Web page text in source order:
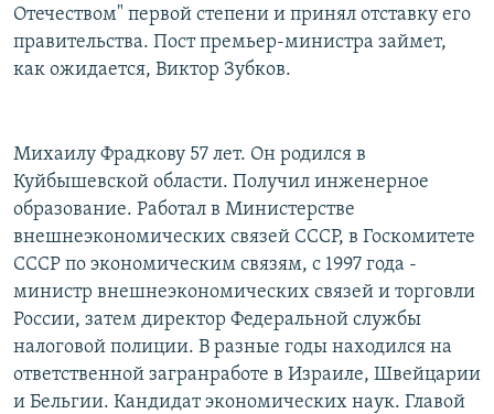
СОЦИАЛЬНЫЕ СЕТИ
Все сайты РСЕ/РС
Отечеством" первой степени и принял отставку его
правительства. Пост премьер-министра займет,
как ожидается, Виктор Зубков.
Михаилу Фрадкову 57 лет. Он родился в
Куйбышевской области. Получил инженерное
образование. Работал в Министерстве
внешнеэкономических связей СССР, в Госкомитете
СССР по экономическим связям, с 1997 года -
министр внешнеэкономических связей и торговли
России, затем директор Федеральной службы
налоговой полиции. В разные годы находился на
ответственной загранработе в Израиле, Швейцарии
и Бельгии. Кандидат экономических наук. Главой